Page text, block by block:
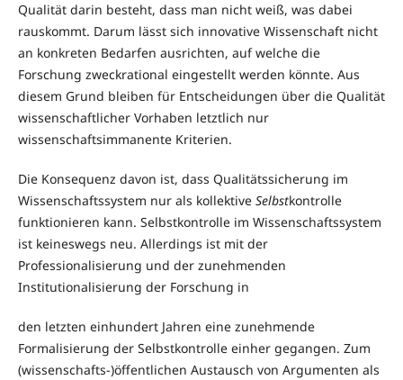
Qualität darin besteht, dass man nicht weiß, was dabei
rauskommt. Darum lässt sich innovative Wissenschaft nicht
an konkreten Bedarfen ausrichten, auf welche die
Forschung zweckrational eingestellt werden könnte. Aus
diesem Grund bleiben für Entscheidungen über die Qualität
wissenschaftlicher Vorhaben letztlich nur
wissenschaftsimmanente Kriterien.
Die Konsequenz davon ist, dass Qualitätssicherung im
Wissenschaftssystem nur als kollektive Selbstkontrolle
funktionieren kann. Selbstkontrolle im Wissenschaftssystem
ist keineswegs neu. Allerdings ist mit der
Professionalisierung und der zunehmenden
Institutionalisierung der Forschung in
den letzten einhundert Jahren eine zunehmende
Formalisierung der Selbstkontrolle einher gegangen. Zum
(wissenschafts-)öffentlichen Austausch von Argumenten als